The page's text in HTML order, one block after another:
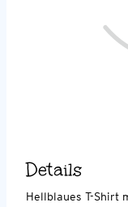
Details
Hellblaues T-Shirt